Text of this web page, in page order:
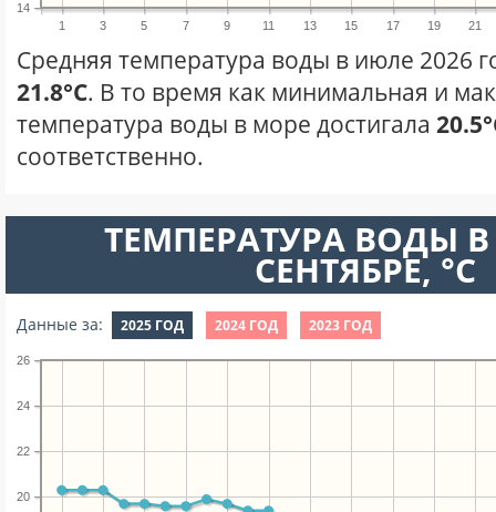
1 3 5 7 9 11 13 15 17 19 21
14
Средняя температура воды в июле 2026
21.8°C. В то время как минимальная и
температура воды в море достигала
соответственно.
ТЕМПЕРАТУРА ВОДЫ
СЕНТЯБРЕ, °C
Данные за: 2025 ГОД 2024 ГОД 2023 ГОД
20
22
24
26